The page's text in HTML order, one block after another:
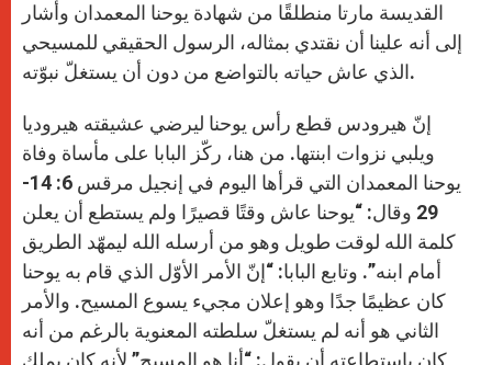
القديسة مارتا منطلقًا من شهادة يوحنا المعمدان وأشار
إلى أنه علينا أن نقتدي بمثاله، الرسول الحقيقي للمسيحي
الذي عاش حياته بالتواضع من دون أن يستغلّ نبوّته.
إنّ هيرودس قطع رأس يوحنا ليرضي عشيقته هيروديا
ويلبي نزوات ابنتها. من هنا، ركّز البابا على مأساة وفاة
يوحنا المعمدان التي قرأها اليوم في إنجيل مرقس 6: 14-
29 وقال: “يوحنا عاش وقتًا قصيرًا ولم يستطع أن يعلن
كلمة الله لوقت طويل وهو من أرسله الله ليمهّد الطريق
أمام ابنه”. وتابع البابا: “إنّ الأمر الأوّل الذي قام به يوحنا
كان عظيمًا جدًا وهو إعلان مجيء يسوع المسيح. والأمر
الثاني هو أنه لم يستغلّ سلطته المعنوية بالرغم من أنه
كان باستطاعته أن يقول: “أنا هو المسيح” لأنه كان يملك